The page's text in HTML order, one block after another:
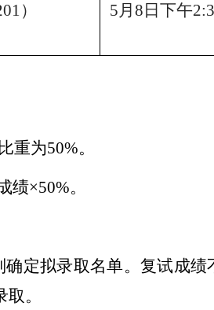
） 5月 8 日下午
重为50%。
绩×50%。
定拟录取名单。复试成绩
。